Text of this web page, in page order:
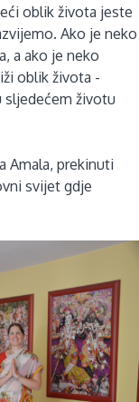
oblik života jeste
Ako je neko
a ako je neko
oblik života -
sljedećem životu
Amala, prekinuti
svijet gdje